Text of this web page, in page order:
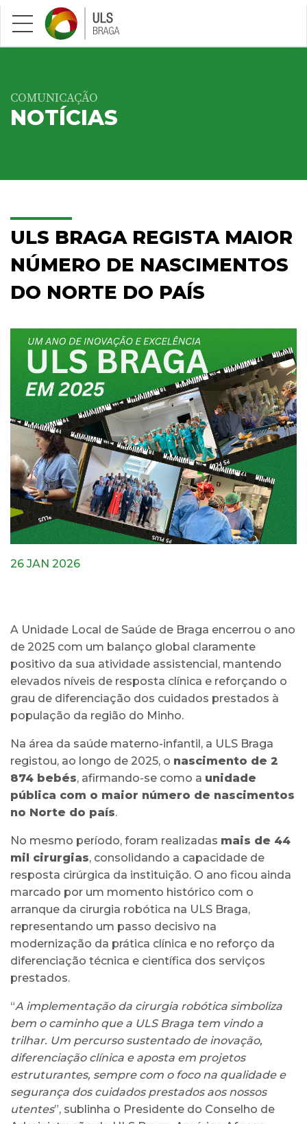
Saltar para conteúdo principal
COMUNICAÇÃO
NOTÍCIAS
ULS BRAGA REGISTA MAIOR
NÚMERO DE NASCIMENTOS
DO NORTE DO PAÍS
26 JAN 2026
A Unidade Local de Saúde de Braga encerrou o ano
de 2025 com um balanço global claramente
positivo da sua atividade assistencial, mantendo
elevados níveis de resposta clínica e reforçando o
grau de diferenciação dos cuidados prestados à
população da região do Minho.
Na área da saúde materno-infantil, a ULS Braga
registou, ao longo de 2025, o nascimento de 2
874 bebés, afirmando-se como a unidade
pública com o maior número de nascimentos
no Norte do país.
No mesmo período, foram realizadas mais de 44
mil cirurgias, consolidando a capacidade de
resposta cirúrgica da instituição. O ano ficou ainda
marcado por um momento histórico com o
arranque da cirurgia robótica na ULS Braga,
representando um passo decisivo na
modernização da prática clínica e no reforço da
diferenciação técnica e científica dos serviços
prestados.
“A implementação da cirurgia robótica simboliza
bem o caminho que a ULS Braga tem vindo a
trilhar. Um percurso sustentado de inovação,
diferenciação clínica e aposta em projetos
estruturantes, sempre com o foco na qualidade e
segurança dos cuidados prestados aos nossos
utentes”, sublinha o Presidente do Conselho de